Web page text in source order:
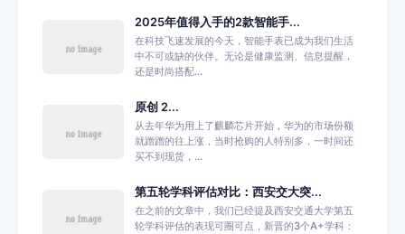
2025年值得入手的2款智能手...
在科技飞速发展的今天，智能手表已成为我们生活
中不可或缺的伙伴。无论是健康监测、信息提醒，
还是时尚搭配...
原创 2...
从去年华为用上了麒麟芯片开始，华为的市场份额
就蹭蹭的往上涨，当时抢购的人特别多，一时间还
买不到现货，...
第五轮学科评估对比：西安交大突...
在之前的文章中，我们已经提及西安交通大学第五
轮学科评估的表现可圈可点，新晋的3个A+学科：